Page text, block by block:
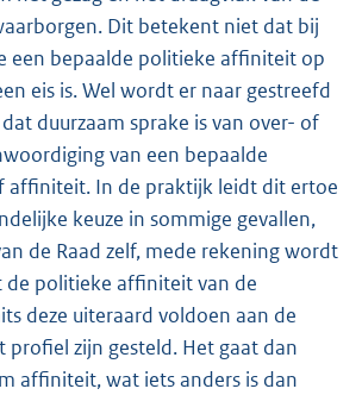
Dit betekent niet dat bij
een bepaalde politieke affiniteit op
eis is. Wel wordt er naar gestreefd
duurzaam sprake is van over- of
van een bepaalde
affiniteit. In de praktijk leidt dit ertoe
keuze in sommige gevallen,
de Raad zelf, mede rekening wordt
de politieke affiniteit van de
deze uiteraard voldoen aan de
profiel zijn gesteld. Het gaat dan
affiniteit, wat iets anders is dan